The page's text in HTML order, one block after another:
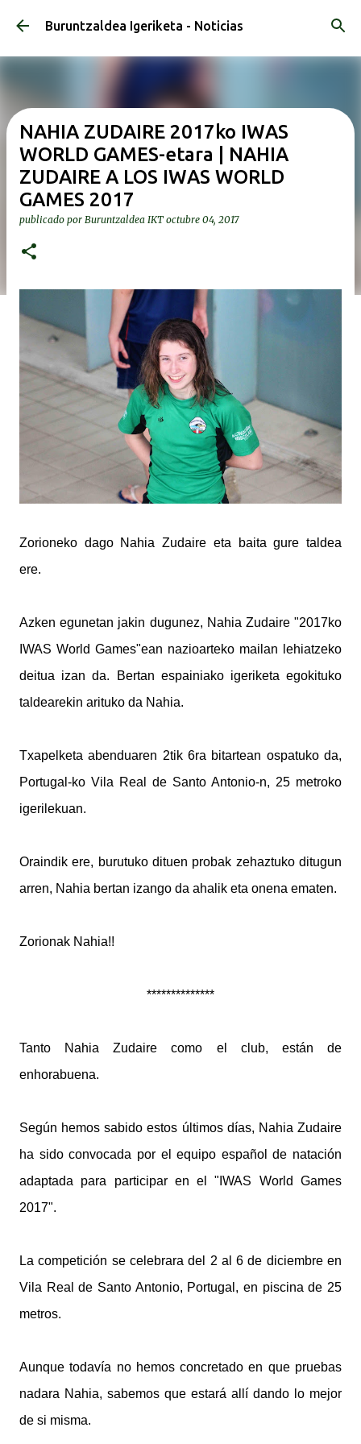
Ir al contenido principal
Buruntzaldea Igeriketa - Noticias
NAHIA ZUDAIRE 2017ko IWAS
WORLD GAMES-etara | NAHIA
ZUDAIRE A LOS IWAS WORLD
GAMES 2017
publicado por Buruntzaldea IKT octubre 04, 2017
Zorioneko dago Nahia Zudaire eta baita gure taldea
ere.
Azken egunetan jakin dugunez, Nahia Zudaire "2017ko
IWAS World Games"ean nazioarteko mailan lehiatzeko
deitua izan da. Bertan espainiako igeriketa egokituko
taldearekin arituko da Nahia.
Txapelketa abenduaren 2tik 6ra bitartean ospatuko da,
Portugal-ko Vila Real de Santo Antonio-n, 25 metroko
igerilekuan.
Oraindik ere, burutuko dituen probak zehaztuko ditugun
arren, Nahia bertan izango da ahalik eta onena ematen.
Zorionak Nahia!!
**************
Tanto Nahia Zudaire como el club, están de
enhorabuena.
Según hemos sabido estos últimos días, Nahia Zudaire
ha sido convocada por el equipo español de natación
adaptada para participar en el "IWAS World Games
2017".
La competición se celebrara del 2 al 6 de diciembre en
Vila Real de Santo Antonio, Portugal, en piscina de 25
metros.
Aunque todavía no hemos concretado en que pruebas
nadara Nahia, sabemos que estará allí dando lo mejor
de si misma.